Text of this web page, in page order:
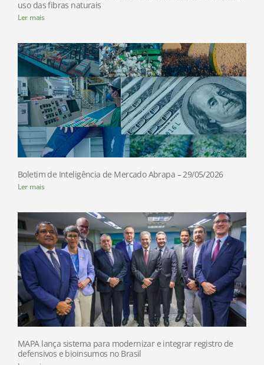
uso das fibras naturais
Ler mais
Boletim de Inteligência de Mercado Abrapa – 29/05/2026
Ler mais
MAPA lança sistema para modernizar e integrar registro de
defensivos e bioinsumos no Brasil